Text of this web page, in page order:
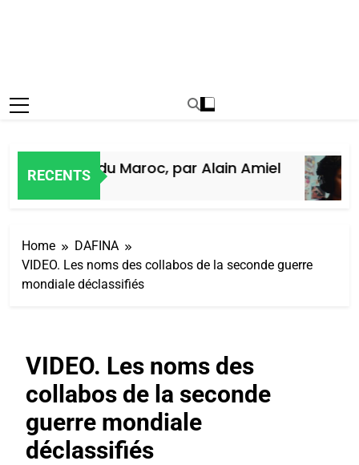
RECENTS
des Juifs du Maroc, par Alain Amiel
Home
DAFINA
VIDEO. Les noms des collabos de la seconde guerre
mondiale déclassifiés
VIDEO. Les noms des
collabos de la seconde
guerre mondiale
déclassifiés